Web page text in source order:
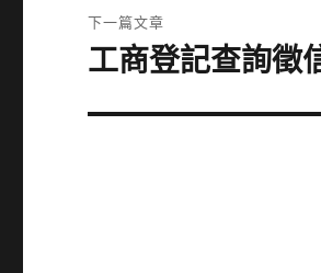
文
章:
下一篇文章
下
篇
工商登記查詢徵